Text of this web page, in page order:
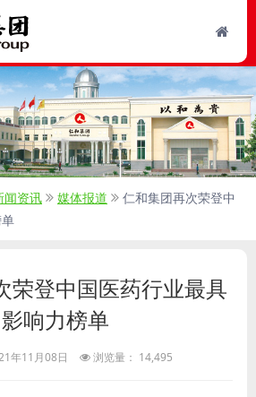
闻资讯 媒体报道
仁和集团再次荣登中
荣登中国医药行业最具
影响力榜单
年11月08日 浏览量： 14,495